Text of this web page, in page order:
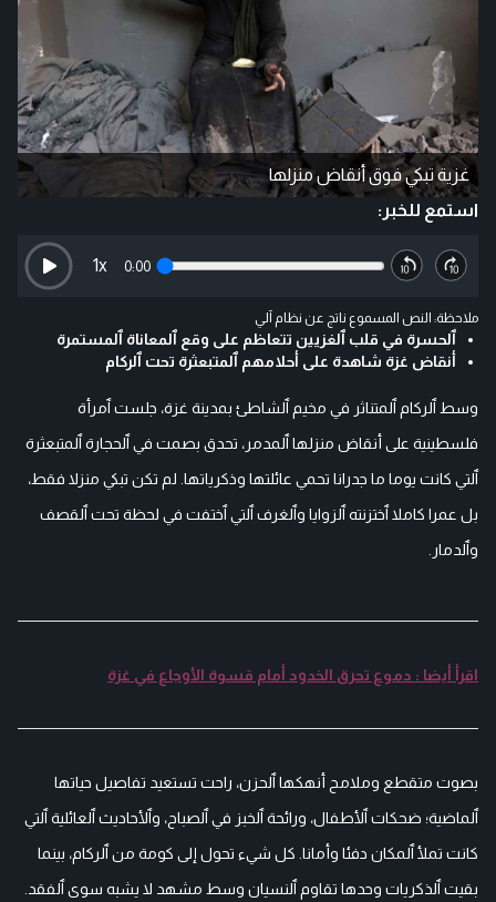
غزية تبكي فوق أنقاض منزلها
استمع للخبر:
0:00
1x
ملاحظة: النص المسموع ناتج عن نظام آلي
ٱلحسرة في قلب ٱلغزيين تتعاظم على وقع ٱلمعاناة ٱلمستمرة
أنقاض غزة شاهدة على أحلامهم ٱلمتبعثرة تحت ٱلركام
وسط ٱلركام ٱلمتناثر في مخيم ٱلشاطئ بمدينة غزة، جلست ٱمرأة
فلسطينية على أنقاض منزلها ٱلمدمر، تحدق بصمت في ٱلحجارة ٱلمتبعثرة
ٱلتي كانت يوما ما جدرانا تحمي عائلتها وذكرياتها. لم تكن تبكي منزلا فقط،
بل عمرا كاملا ٱختزنته ٱلزوايا وٱلغرف ٱلتي ٱختفت في لحظة تحت ٱلقصف
وٱلدمار.
اقرأ أيضا : دموع تحرق الخدود أمام قسوة الأوجاع في غزة
بصوت متقطع وملامح أنهكها ٱلحزن، راحت تستعيد تفاصيل حياتها
ٱلماضية؛ ضحكات ٱلأطفال، ورائحة ٱلخبز في ٱلصباح، وٱلأحاديث ٱلعائلية ٱلتي
كانت تملأ ٱلمكان دفئا وأمانا. كل شيء تحول إلى كومة من ٱلركام، بينما
بقيت ٱلذكريات وحدها تقاوم ٱلنسيان وسط مشهد لا يشبه سوى ٱلفقد.